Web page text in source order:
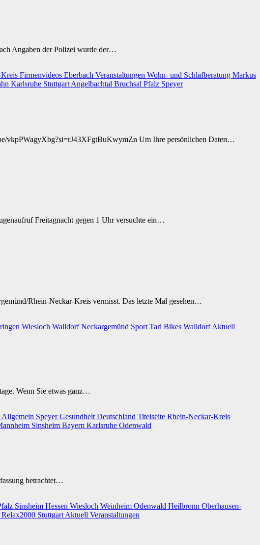
Angaben der Polizei wurde der…
Firmenvideos Eberbach Veranstaltungen Wohn- und Schlafberatung Markus
Karlsruhe StuttgartAngelbachtal Bruchsal Pfalz Speyer
vkpPWagyXbg?si=rJ43XFgtBuKwymZn Um Ihre persönlichen Daten…
Freitagnacht gegen 1 Uhr versuchte ein…
Rhein-Neckar-Kreis vermisst. Das letzte Mal gesehen…
Wiesloch WalldorfNeckargemünd Sport Tari Bikes WalldorfAktuell
Wenn Sie etwas ganz…
Allgemein SpeyerGesundheit Deutschland Titelseite Rhein-Neckar-Kreis
Sinsheim Bayern Karlsruhe Odenwald
betrachtet…
Sinsheim Hessen Wiesloch Weinheim Odenwald Heilbronn Oberhausen-
Stuttgart Aktuell Veranstaltungen